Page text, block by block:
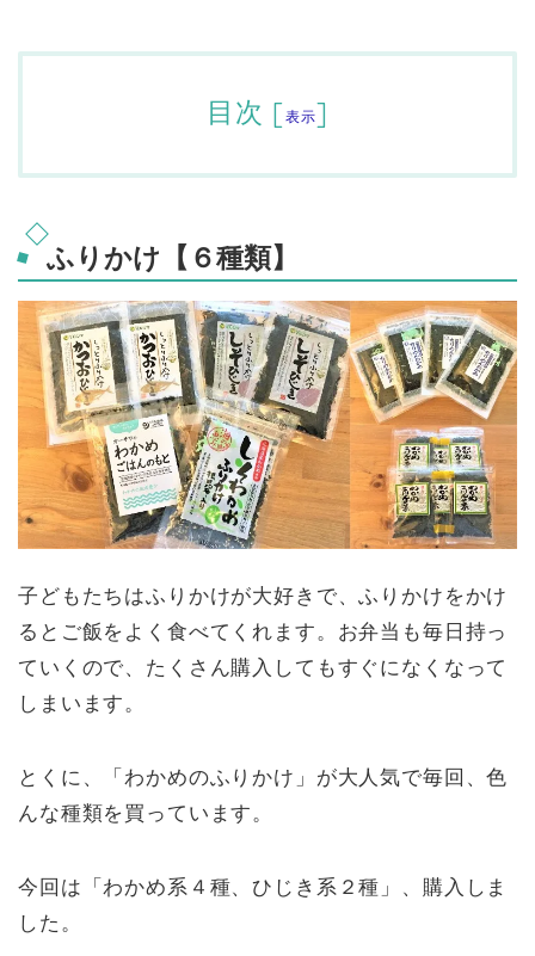
目次 [表示]
ふりかけ【６種類】
子どもたちはふりかけが大好きで、ふりかけをかけ
るとご飯をよく食べてくれます。お弁当も毎日持っ
ていくので、たくさん購入してもすぐになくなって
しまいます。
とくに、「わかめのふりかけ」が大人気で毎回、色
んな種類を買っています。
今回は「わかめ系４種、ひじき系２種」、購入しま
した。